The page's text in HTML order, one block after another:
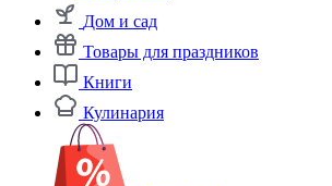
Дом и сад
Товары для праздников
Книги
Кулинария